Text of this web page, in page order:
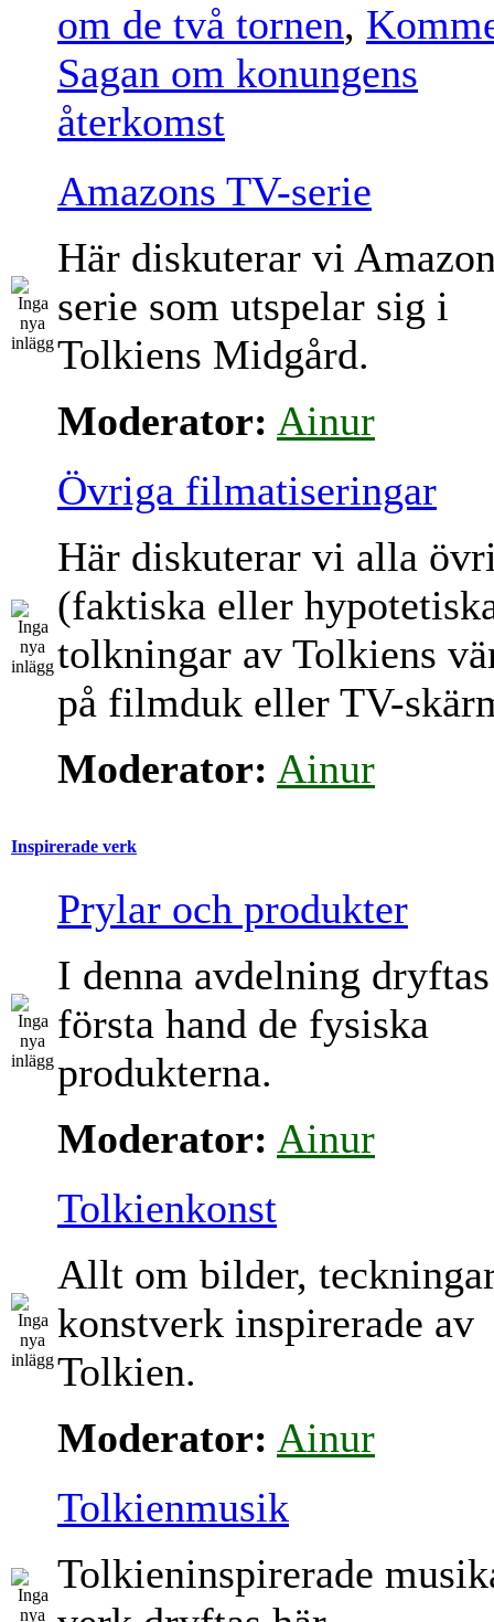
om de två tornen,
Sagan om konungens
återkomst
Amazons TV-serie
Här diskuterar vi
serie som utspelar sig i
Tolkiens Midgård.
Moderator: Ainur
Övriga filmatiseringar
Här diskuterar vi alla
(faktiska eller
tolkningar av Tolkiens
på filmduk eller TV-
Moderator: Ainur
Inspirerade verk
Prylar och produkter
I denna avdelning
första hand de fysiska
produkterna.
Moderator: Ainur
Tolkienkonst
Allt om bilder,
konstverk inspirerade av
Tolkien.
Moderator: Ainur
Tolkienmusik
Tolkieninspirerade